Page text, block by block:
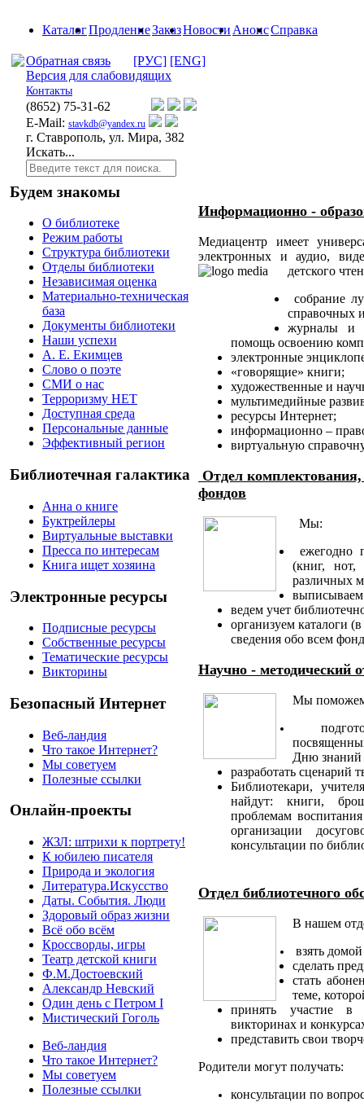
КаталогПродлениеЗаказНовости АнонсСправка
Обратная связь [РУС] [ENG]
Версия для слабовидящих
Контакты
(8652) 75-31-62
E-Mail: stavkdb@yandex.ru
г. Ставрополь, ул. Мира, 382
Искать...
Будем знакомы
О библиотеке
Режим работы
Структура библиотеки
Отделы библиотеки
Независимая оценка
Материально-техническая
база
Документы библиотеки
Наши успехи
А. Е. Екимцев
Слово о поэте
СМИ о нас
Терроризму НЕТ
Доступная среда
Персональные данные
Эффективный регион
Библиотечная галактика
Анна о книге
Буктрейлеры
Виртуальные выставки
Пресса по интересам
Книга ищет хозяина
Электронные ресурсы
Подписные ресурсы
Собственные ресурсы
Тематические ресурсы
Викторины
Безопасный Интернет
Веб-ландия
Что такое Интернет?
Мы советуем
Полезные ссылки
Онлайн-проекты
ЖЗЛ: штрихи к портрету!
К юбилею писателя
Природа и экология
Литература.Искусство
Даты. События. Люди
Здоровый образ жизни
Всё обо всём
Кроссворды, игры
Театр детской книги
Ф.М.Достоевский
Александр Невский
Один день с Петром I
Мистический Гоголь
Веб-ландия
Что такое Интернет?
Мы советуем
Полезные ссылки
Информационно -
Медиацентр имеет
электронных и аудио,
детского
собрание
справочных
журналы и
помощь освоению
электронные
«говорящие» книги;
художественные и
мультимедийные
ресурсы Интернет;
информационно –
виртуальную
Отдел
фондов
Мы:
ежегодно
(книг, нот,
различных
выписываем
ведем учет
организуем каталоги
сведения обо всем
Научно - методический
Мы
Дню знаний
разработать сценарий
Библиотекари,
найдут: книги,
проблемам
организации
консультации по
Отдел библиотечного
В нашем
взять
сделать
стать
теме,
принять участие в
викторинах и
представить свои
Родители могут получать:
консультации по